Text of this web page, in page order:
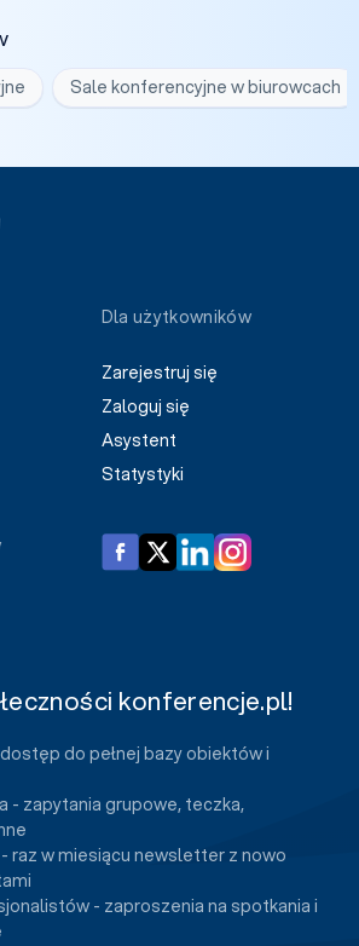
Sale konferencyjne w biurowcach
Dla użytkowników
Zarejestruj się
Zaloguj się
Asystent
Statystyki
konferencje.pl!
do pełnej bazy obiektów i
- zapytania grupowe, teczka,
raz w miesiącu newsletter z nowo
- zaproszenia na spotkania i